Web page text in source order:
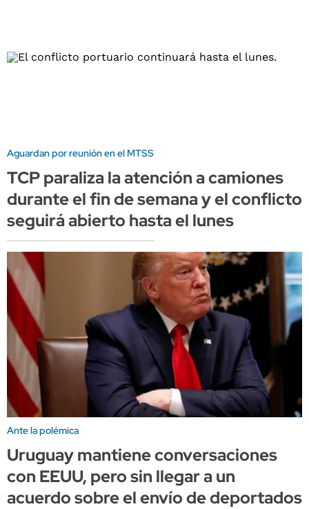
Aguardan por reunión en el MTSS
TCP paraliza la atención a camiones
durante el fin de semana y el conflicto
seguirá abierto hasta el lunes
Ante la polémica
Uruguay mantiene conversaciones
con EEUU, pero sin llegar a un
acuerdo sobre el envío de deportados